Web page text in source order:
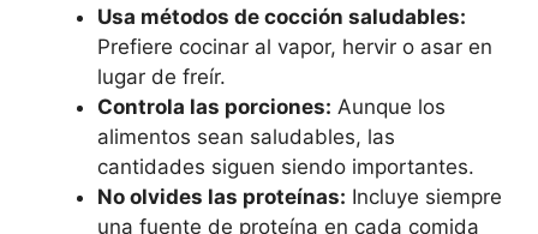
Usa métodos de cocción saludables:
Prefiere cocinar al vapor, hervir o asar en
lugar de freír.
Controla las porciones: Aunque los
alimentos sean saludables, las
cantidades siguen siendo importantes.
No olvides las proteínas: Incluye siempre
una fuente de proteína en cada comida